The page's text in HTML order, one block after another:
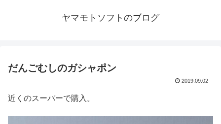
ヤマモトソフトのブログ
だんごむしのガシャポン
2019.09.02
近くのスーパーで購入。